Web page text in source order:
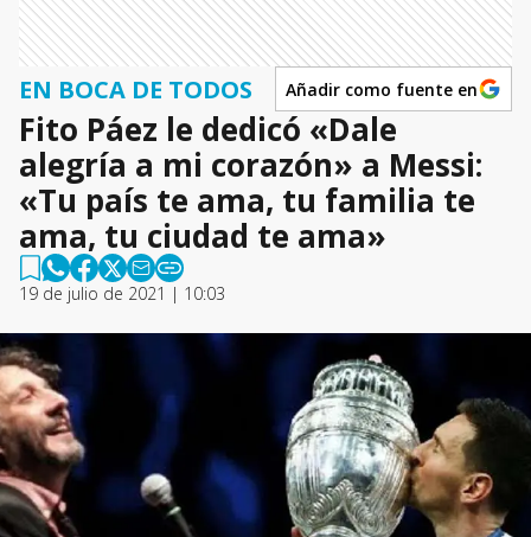
EN BOCA DE TODOS Añadir como fuente en
Fito Páez le dedicó «Dale
alegría a mi corazón» a Messi:
«Tu país te ama, tu familia te
ama, tu ciudad te ama»
19 de julio de 2021 | 10:03